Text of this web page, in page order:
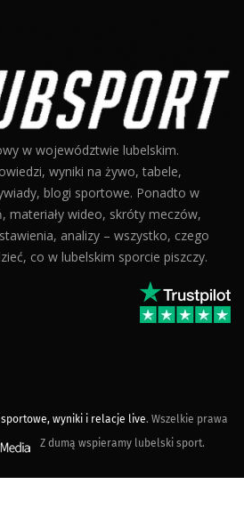
w województwie lubelskim.
wyniki na żywo, tabele,
blogi sportowe. Ponadto w
materiały wideo, skróty meczów,
analizy – wszystko, czego
co w lubelskim sporcie piszczy.
wyniki i relacje live. Wszelkie prawa
Z dumą wspieramy lubelski sport.